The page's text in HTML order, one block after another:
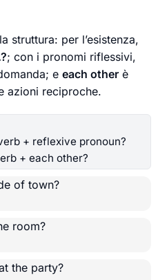
struttura: per l’esistenza,
; con i pronomi riflessivi,
e each other è
azioni reciproche.
+ reflexive pronoun?
+ each other?
of town?
room?
the party?